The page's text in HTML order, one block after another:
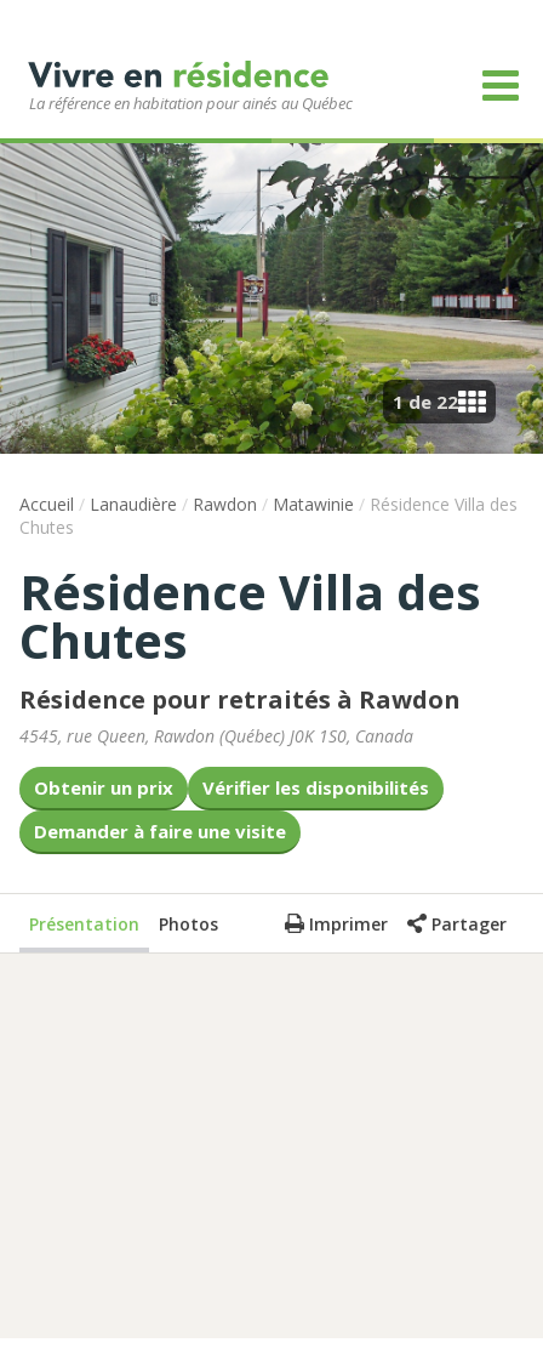
La référence en habitation pour ainés au Québec
1 de 22
Accueil / Lanaudière / Rawdon / Matawinie / Résidence Villa des
Chutes
Résidence Villa des
Chutes
Résidence pour retraités à Rawdon
4545, rue Queen, Rawdon (Québec) J0K 1S0, Canada
Obtenir un prix
Vérifier les disponibilités
Demander à faire une visite
Présentation Photos Imprimer Partager